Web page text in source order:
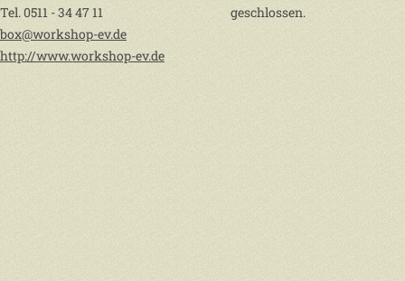
Tel. 0511 - 34 47 11
box@workshop-ev.de
http://www.workshop-ev.de
geschlossen.